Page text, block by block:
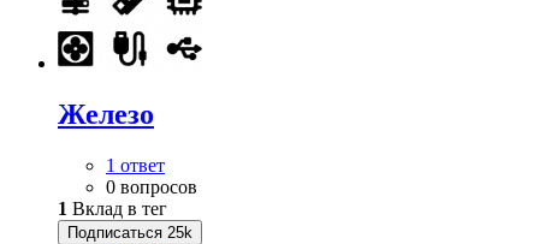
Железо
1 ответ
0 вопросов
1 Вклад в тег
Подписаться 25k